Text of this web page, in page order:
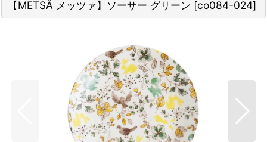
【METSÄ メッツァ】ソーサー グリーン [co084-024]